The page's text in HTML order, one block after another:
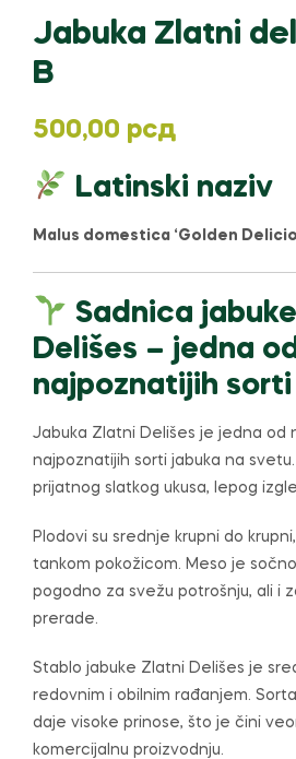
Jabuka Zlatni
B
500,00 рсд
Latinski naziv
Malus domestica ‘Golden
Sadnica
Delišes – jedna
najpoznatijih sorti
Jabuka Zlatni Delišes je jedna od
najpoznatijih sorti jabuka na
prijatnog slatkog ukusa, lepog
Plodovi su srednje krupni do
tankom pokožicom. Meso je
pogodno za svežu potrošnju, ali i
prerade.
Stablo jabuke Zlatni Delišes je
redovnim i obilnim rađanjem.
daje visoke prinose, što je čini
komercijalnu proizvodnju.